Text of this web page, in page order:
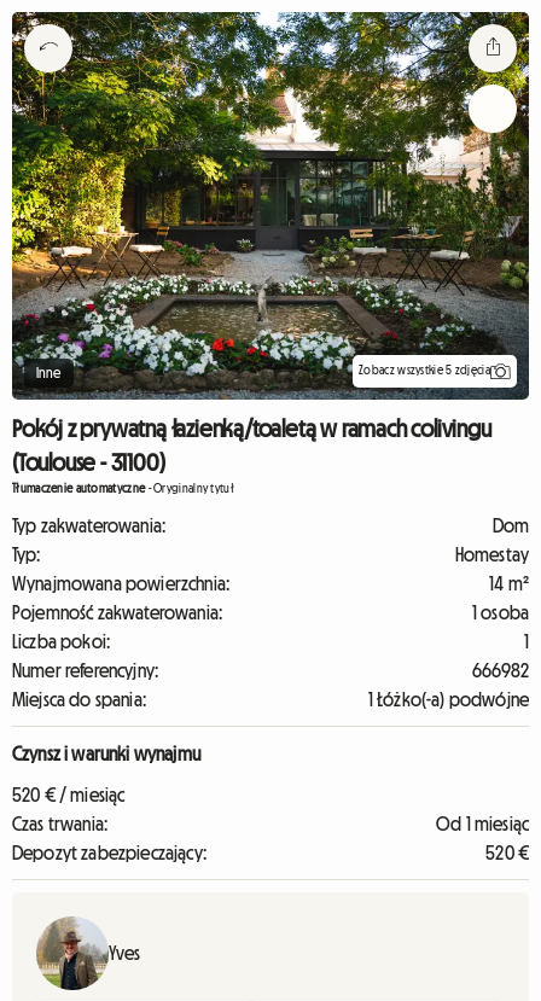
Inne Zobacz wszystkie 5 zdjęcia
Pokój z prywatną łazienką/toaletą w ramach colivingu
(Toulouse - 31100)
Tłumaczenie automatyczne-Oryginalny tytuł
Typ zakwaterowania:
Dom
Typ:
Homestay
Wynajmowana powierzchnia:
14 m²
Pojemność zakwaterowania:
1 osoba
Liczba pokoi:
1
Numer referencyjny:
666982
Miejsca do spania:
1 Łóżko(-a) podwójne
Czynsz i warunki wynajmu
520 € / miesiąc
Czas trwania:
Od 1 miesiąc
Depozyt zabezpieczający:
520 €
Yves